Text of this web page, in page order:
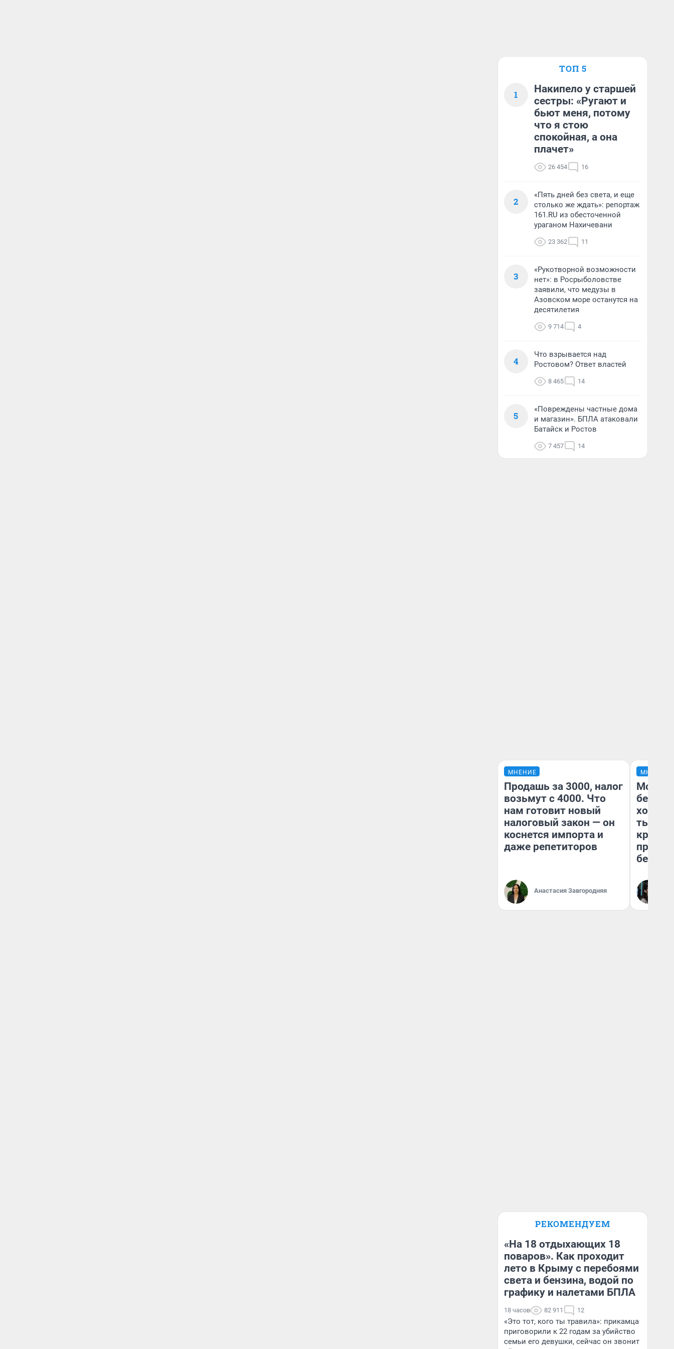
ТОП 5
1
Накипело у старшей
сестры: «Ругают и
бьют меня, потому
что я стою
спокойная, а она
плачет»
26 454 16
2
«Пять дней без света, и еще
столько же ждать»: репортаж
161.RU из обесточенной
ураганом Нахичевани
23 362 11
3
«Рукотворной возможности
нет»: в Росрыболовстве
заявили, что медузы в
Азовском море останутся на
десятилетия
9 714 4
4
Что взрывается над
Ростовом? Ответ властей
8 465 14
5
«Повреждены частные дома
и магазин». БПЛА атаковали
Батайск и Ростов
7 457 14
МНЕНИЕ
Продашь за 3000, налог
возьмут с 4000. Что
нам готовит новый
налоговый закон — он
коснется импорта и
даже репетиторов
Анастасия Завгородняя
МНЕНИЕ
Мой
хотела
тысяч,
РЕКОМЕНДУЕМ
«На 18 отдыхающих 18
поваров». Как проходит
лето в Крыму с перебоями
света и бензина, водой по
графику и налетами БПЛА
18 часов 82 911 12
«Это тот, кого ты травила»: прикамца
приговорили к 22 годам за убийство
семьи его девушки, сейчас он звонит